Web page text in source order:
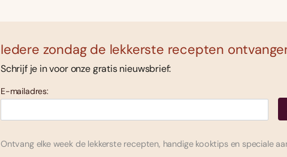
Iedere zondag de lekkerste recepten
Schrijf je in voor onze gratis nieuwsbrief:
E-mailadres:
Ontvang elke week de lekkerste recepten, handige kooktips en speciale